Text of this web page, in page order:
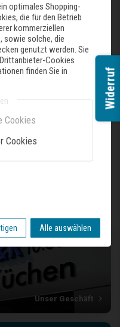
Sie Geschmack und
Set aus hochwertigem
für Fisch, Fleisch, Reis
den Dampf um das Gargut
Wasser fern. So gelingen
Für die Verwendung mit
Abmessungen: 32,5 x 34,4
Unser Geschäft
optimales Shopping-
die für den Betrieb
kommerziellen
sowie solche, die
genutzt werden. Sie
Cookies
finden Sie in
Cookies
Cookies
Alle auswählen
Widerruf